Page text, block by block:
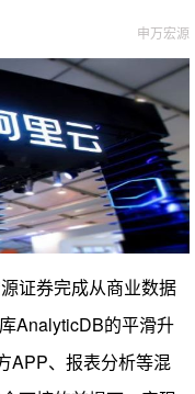
申万宏源
证券完成从商业数据
AnalyticDB的平滑升
APP、报表分析等混